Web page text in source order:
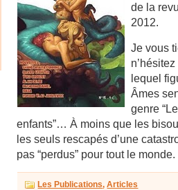
de la
2012.
Je vous
lequel
Âmes
genre
enfants”… À moins que les
les seuls rescapés d’une
pas “perdus” pour tout le monde.
Les Publications,Articles